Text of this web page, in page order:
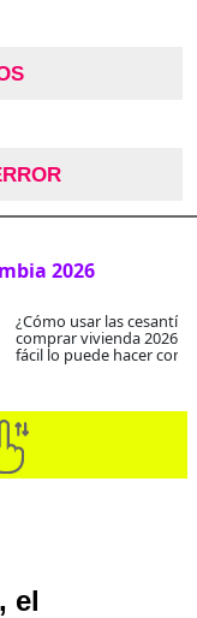
2026
¿Cómo usar las
comprar vivienda 2026?
fácil lo puede hacer con
el